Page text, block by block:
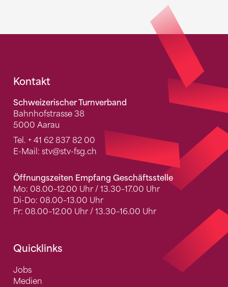
Fusszeile
Kontakt
Schweizerischer Turnverband
Bahnhofstrasse 38
5000 Aarau
Tel. + 41 62 837 82 00
E-Mail: stv@stv-fsg.ch
Öffnungszeiten Empfang Geschäftsstelle
Mo: 08.00–12.00 Uhr / 13.30–17.00 Uhr
Di-Do: 08.00–13.00 Uhr
Fr: 08.00–12.00 Uhr / 13.30–16.00 Uhr
Quicklinks
Jobs
Medien